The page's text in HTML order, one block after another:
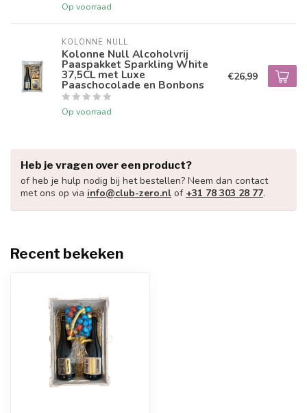
Op voorraad
KOLONNE NULL
Kolonne Null Alcoholvrij
Paaspakket Sparkling White
37,5CL met Luxe
Paaschocolade en Bonbons
Op voorraad
€26,99
Heb je vragen over een product?
of heb je hulp nodig bij het bestellen? Neem dan contact
met ons op via info@club-zero.nl of +31 78 303 28 77.
Recent bekeken